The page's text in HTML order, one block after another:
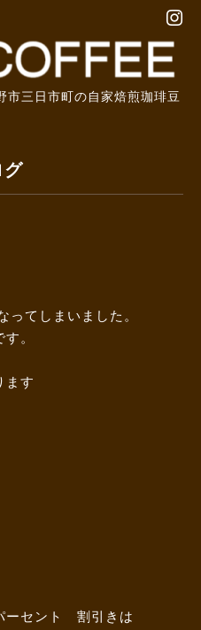
市三日市町の自家焙煎珈琲豆
グ
てしまいました。
。
ます
ーセント 割引きは